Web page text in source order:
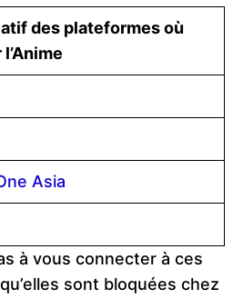
des plateformes où
Asia
à vous connecter à ces
sont bloquées chez